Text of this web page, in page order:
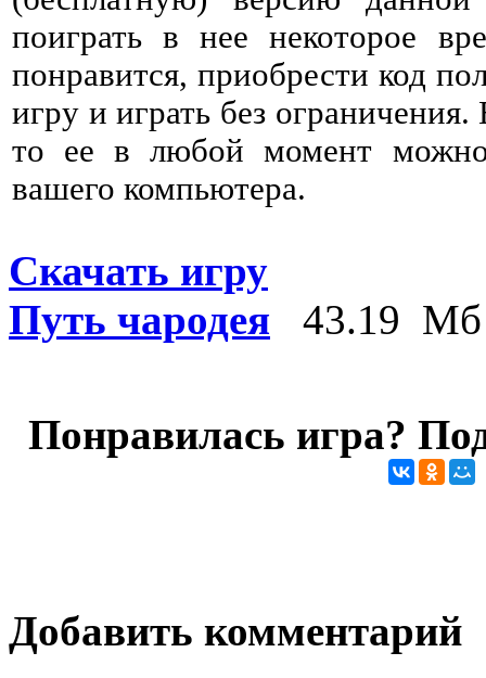
поиграть в нее некоторое
понравится, приобрести код
игру и играть без
то ее в любой момент можно
вашего компьютера.
Скачать игру
Путь чародея 43.19 Мб
Понравилась игра?
Добавить комментарий